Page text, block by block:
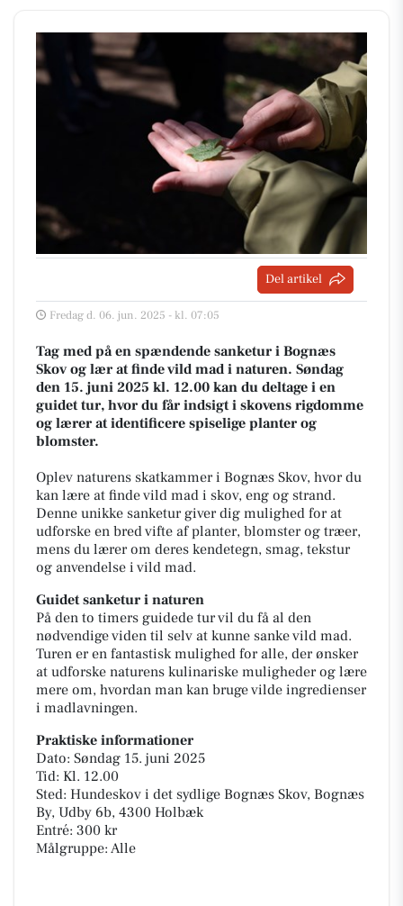
Del artikel
Fredag d. 06. jun. 2025 - kl. 07:05
Tag med på en spændende sanketur i Bognæs
Skov og lær at finde vild mad i naturen. Søndag
den 15. juni 2025 kl. 12.00 kan du deltage i en
guidet tur, hvor du får indsigt i skovens rigdomme
og lærer at identificere spiselige planter og
blomster.
Oplev naturens skatkammer i Bognæs Skov, hvor du
kan lære at finde vild mad i skov, eng og strand.
Denne unikke sanketur giver dig mulighed for at
udforske en bred vifte af planter, blomster og træer,
mens du lærer om deres kendetegn, smag, tekstur
og anvendelse i vild mad.
Guidet sanketur i naturen
På den to timers guidede tur vil du få al den
nødvendige viden til selv at kunne sanke vild mad.
Turen er en fantastisk mulighed for alle, der ønsker
at udforske naturens kulinariske muligheder og lære
mere om, hvordan man kan bruge vilde ingredienser
i madlavningen.
Praktiske informationer
Dato: Søndag 15. juni 2025
Tid: Kl. 12.00
Sted: Hundeskov i det sydlige Bognæs Skov, Bognæs
By, Udby 6b, 4300 Holbæk
Entré: 300 kr
Målgruppe: Alle